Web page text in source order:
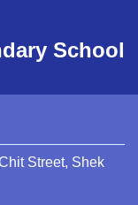
School
Street, Shek